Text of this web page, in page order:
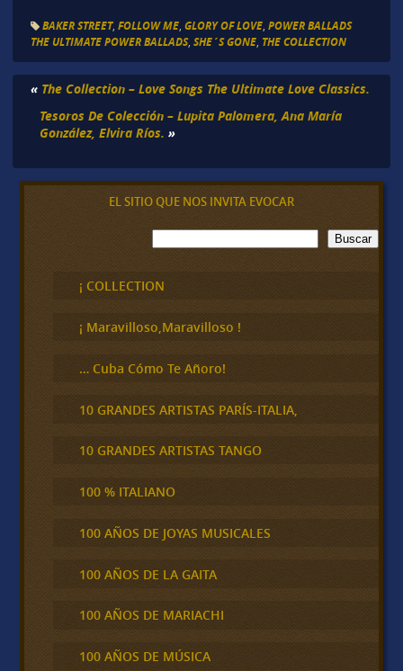
BAKER STREET, FOLLOW ME, GLORY OF LOVE, POWER BALLADS
THE ULTIMATE POWER BALLADS, SHE´S GONE, THE COLLECTION
« The Collection – Love Songs The Ultimate Love Classics.
Tesoros De Colección – Lupita Palomera, Ana María
González, Elvira Ríos. »
EL SITIO QUE NOS INVITA EVOCAR
B
u
c
a
Buscar
¡ COLLECTION
¡ Maravilloso,Maravilloso !
… Cuba Cómo Te Añoro!
10 GRANDES ARTISTAS PARÍS-ITALIA,
10 GRANDES ARTISTAS TANGO
100 % ITALIANO
100 AÑOS DE JOYAS MUSICALES
100 AÑOS DE LA GAITA
100 AÑOS DE MARIACHI
100 AÑOS DE MÚSICA